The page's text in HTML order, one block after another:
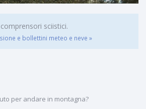
sciistici.
e bollettini meteo e neve »
per andare in montagna?